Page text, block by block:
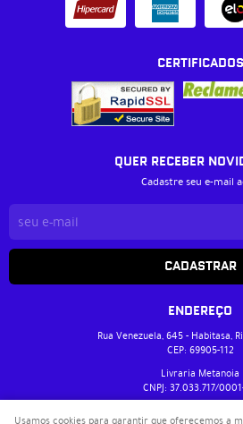
CERTIFICADOS
QUER RECEBER
Cadastre seu e-mail
CADASTRAR
ENDEREÇO
Rua Venezuela, 645- Habitasa,
CEP: 69905-112
Livraria Metanoia
CNPJ: 37.033.717/
Usamos cookies para garantir que oferecemos a